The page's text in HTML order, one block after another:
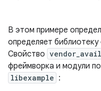
В этом примере
определяет
Свойство
фреймворка и модули
libexample :